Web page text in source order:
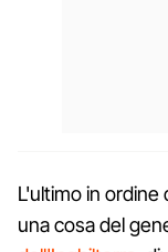
L'ultimo in
una cosa del